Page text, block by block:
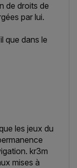
de droits de
par lui.
que dans le
les jeux du
kr3m
mises à